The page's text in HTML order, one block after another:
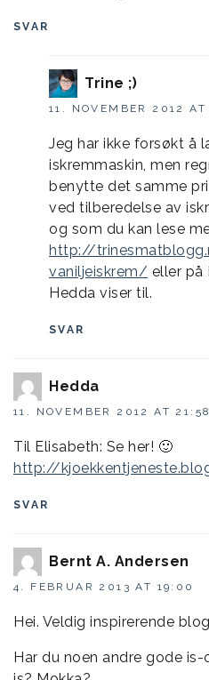
SVAR
Trine ;)
11. NOVEMBER 2012
Jeg har ikke forsøkt å
iskremmaskin, men
benytte det samme
ved tilberedelse av
og som du kan lese
http://
vaniljeiskrem/ eller på
Hedda viser til.
SVAR
Hedda
11. NOVEMBER 2012 AT 21:58
Til Elisabeth: Se her! 🙂
http://
SVAR
Bernt A. Andersen
4. FEBRUAR 2013 AT 19:00
Hei. Veldig inspirerende
Har du noen andre gode